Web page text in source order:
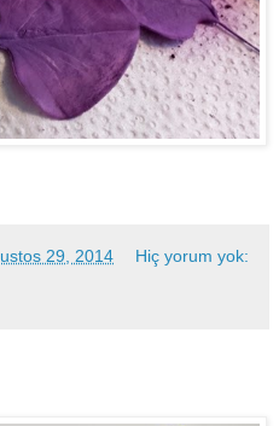
29, 2014 Hiç yorum yok: